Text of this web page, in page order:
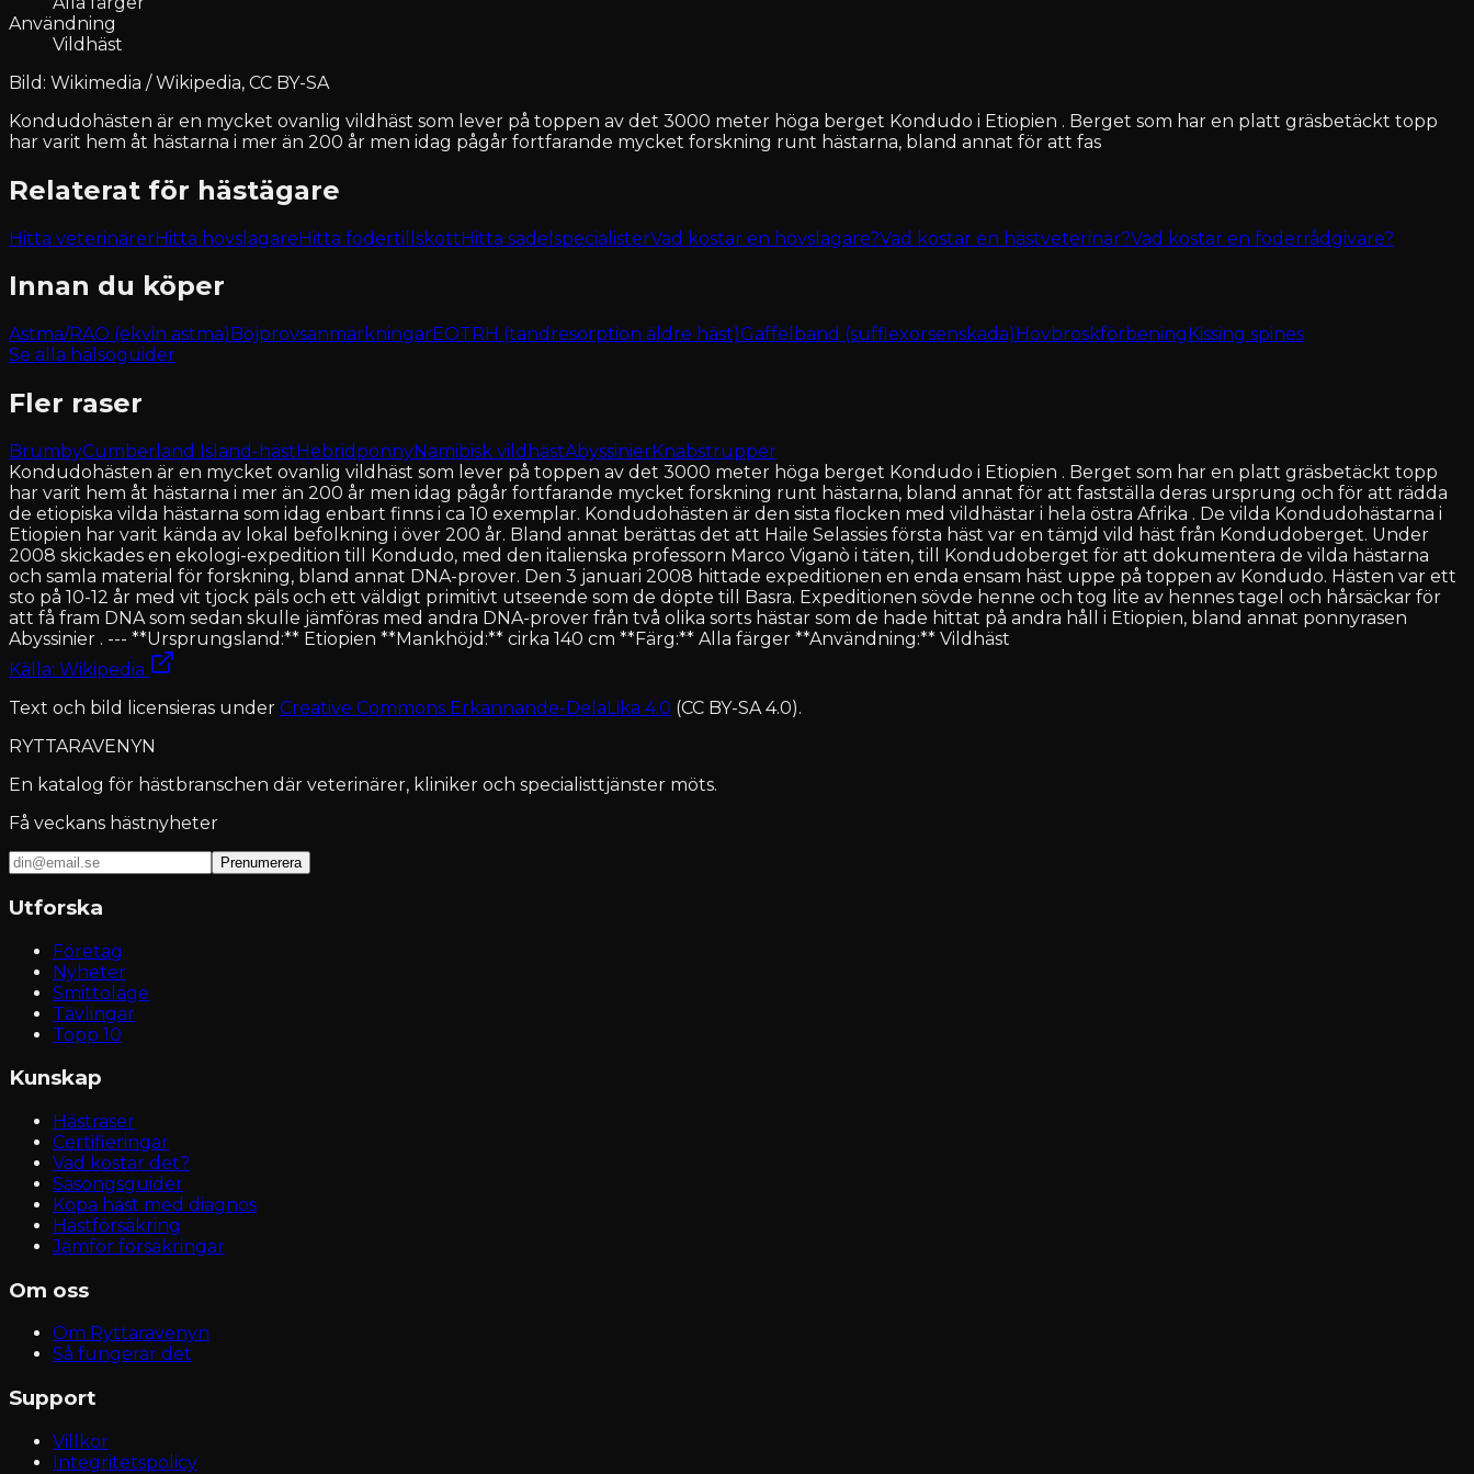
Användning
Vildhäst
Bild: Wikimedia / Wikipedia, CC BY-SA
Kondudohästen är en mycket ovanlig vildhäst som lever på toppen av det 3000 meter höga berget Kondudo i Etiopien . Berget som har en platt gräsbetäckt topp
har varit hem åt hästarna i mer än 200 år men idag pågår fortfarande mycket forskning runt hästarna, bland annat för att fas
Relaterat för hästägare
Hitta veterinärerHitta hovslagareHitta fodertillskottHitta sadelspecialisterVad kostar en hovslagare?Vad kostar en hästveterinär?Vad kostar en foderrådgivare?
Innan du köper
Astma/RAO (ekvin astma) BöjprovsanmärkningarEOTRH (tandresorption äldre häst)Gaffelband (sufflexorsenskada) Hovbroskförbening Kissing spines
Se alla hälsoguider
Fler raser
BrumbyCumberland Island-häst HebridponnyNamibisk vildhästAbyssinierKnabstrupper
Kondudohästen är en mycket ovanlig vildhäst som lever på toppen av det 3000 meter höga berget Kondudo i Etiopien . Berget som har en platt gräsbetäckt topp
har varit hem åt hästarna i mer än 200 år men idag pågår fortfarande mycket forskning runt hästarna, bland annat för att fastställa deras ursprung och för att rädda
de etiopiska vilda hästarna som idag enbart finns i ca 10 exemplar. Kondudohästen är den sista flocken med vildhästar i hela östra Afrika . De vilda Kondudohästarna i
Etiopien har varit kända av lokal befolkning i över 200 år. Bland annat berättas det att Haile Selassies första häst var en tämjd vild häst från Kondudoberget. Under
2008 skickades en ekologi-expedition till Kondudo, med den italienska professorn Marco Viganò i täten, till Kondudoberget för att dokumentera de vilda hästarna
och samla material för forskning, bland annat DNA-prover. Den 3 januari 2008 hittade expeditionen en enda ensam häst uppe på toppen av Kondudo. Hästen var ett
sto på 10-12 år med vit tjock päls och ett väldigt primitivt utseende som de döpte till Basra. Expeditionen sövde henne och tog lite av hennes tagel och hårsäckar för
att få fram DNA som sedan skulle jämföras med andra DNA-prover från två olika sorts hästar som de hade hittat på andra håll i Etiopien, bland annat ponnyrasen
Abyssinier . --- **Ursprungsland:** Etiopien **Mankhöjd:** cirka 140 cm **Färg:** Alla färger **Användning:** Vildhäst
Källa: Wikipedia
Text och bild licensieras under Creative Commons Erkännande-DelaLika 4.0 (CC BY-SA 4.0).
RYTTARAVENYN
En katalog för hästbranschen där veterinärer, kliniker och specialisttjänster möts.
Få veckans hästnyheter
Prenumerera
Utforska
Företag
Nyheter
Smittoläge
Tävlingar
Topp 10
Kunskap
Hästraser
Certifieringar
Vad kostar det?
Säsongsguider
Köpa häst med diagnos
Hästförsäkring
Jämför försäkringar
Om oss
Om Ryttaravenyn
Så fungerar det
Support
Villkor
Integritetspolicy